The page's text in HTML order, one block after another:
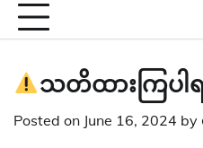
သတိထားကြပါရ
Posted on June 16, 2024 by